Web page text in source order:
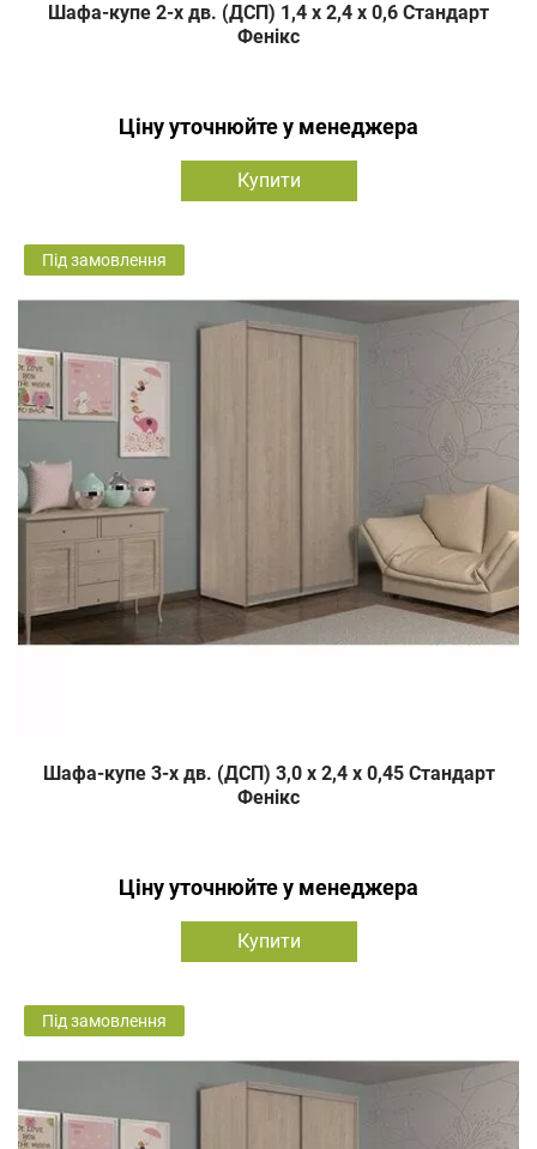
Шафа-купе 2-х дв. (ДСП) 1,4 х 2,4 х 0,6 Стандарт
Фенікс
Ціну уточнюйте у менеджера
Купити
Під замовлення
Шафа-купе 3-х дв. (ДСП) 3,0 х 2,4 х 0,45 Стандарт
Фенікс
Ціну уточнюйте у менеджера
Купити
Під замовлення